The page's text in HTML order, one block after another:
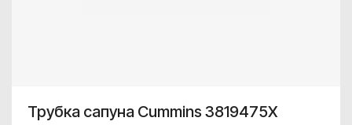
Трубка сапуна Cummins 3819475X